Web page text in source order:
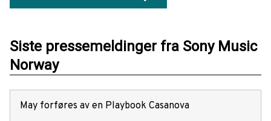
Siste pressemeldinger fra Sony Music
Norway
May forføres av en Playbook Casanova